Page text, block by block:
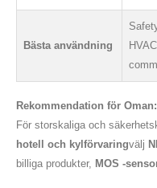
Bästa användning
Rekommendation för Oman:
För storskaliga och
hotell och kylförvaringvälj
billiga produkter, MOS -